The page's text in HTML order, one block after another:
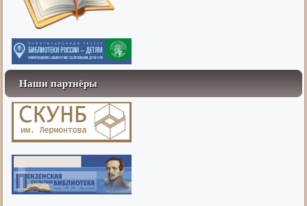
Наши партнёры